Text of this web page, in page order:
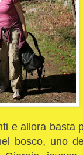
e allora basta
bosco, uno